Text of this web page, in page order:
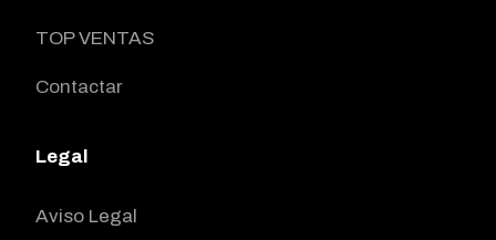
TOP VENTAS
Contactar
Legal
Aviso Legal